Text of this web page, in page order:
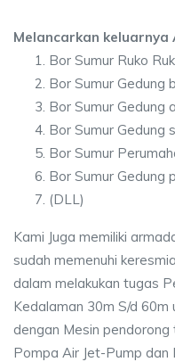
Melancarkan keluarnya
Bor Sumur Ruko
Bor Sumur Gedung
Bor Sumur Gedung
Bor Sumur Gedung
Bor Sumur
Bor Sumur Gedung
(DLL)
Kami Juga memiliki
sudah memenuhi
dalam melakukan tugas
Kedalaman 30m S/d 60m
dengan Mesin
Pompa Air Jet-Pump dan